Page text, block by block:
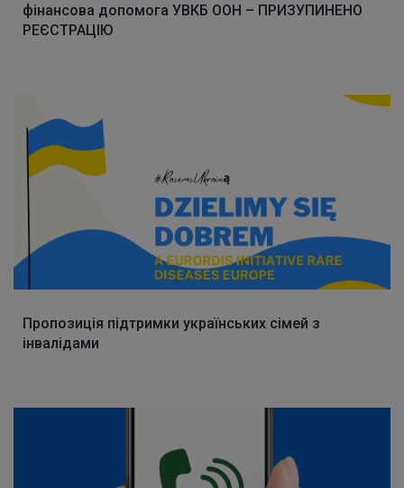
фінансова допомога УВКБ ООН – ПРИЗУПИНЕНО
РЕЄСТРАЦІЮ
Пропозиція підтримки українських сімей з
інвалідами